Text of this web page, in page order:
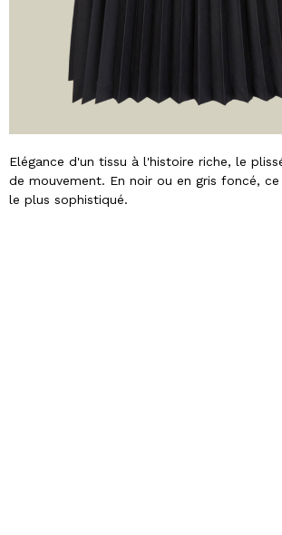
Elégance d'un tissu à l'histoire riche, le
de mouvement. En noir ou en gris foncé,
le plus sophistiqué.